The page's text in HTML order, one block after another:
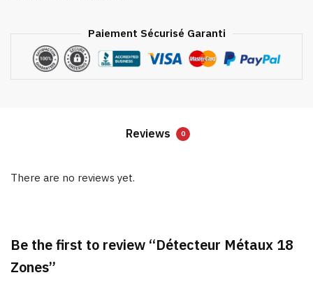
Paiement Sécurisé Garanti
Reviews 0
There are no reviews yet.
Be the first to review “Détecteur Métaux 18
Zones”